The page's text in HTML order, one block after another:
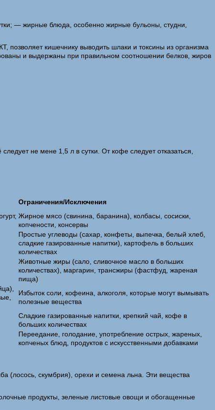
— жирные блюда, особенно жирные бульоны, студни,
позволяет кишечнику выводить шлаки и токсины из организма
и выдержаны при правильном соотношении белков, жиров
не мене 1,5 л в сутки. От кофе следует отказаться,
Ограничения/Исключения
Жирное мясо (свинина, баранина), колбасы, сосиски,
копчености, консервы
Простые углеводы (сахар, конфеты, выпечка, белый хлеб,
сладкие газированные напитки), картофель в больших
количествах
Животные жиры (сало, сливочное масло в больших
количествах), маргарин, трансжиры (фастфуд, жареная
пища)
Избыток соли, кофеина, алкоголя, которые могут вымывать
полезные вещества
Сладкие газированные напитки, крепкий чай, кофе в
больших количествах
Переедание, голодание, употребление острых, жареных,
копченых блюд, продуктов с искусственными добавками
(лосось, скумбрия), орехи и семена льна. Эти вещества
продукты, зеленые листовые овощи и обогащенные